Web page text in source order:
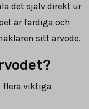
det själv direkt ur
är färdiga och
sitt arvode.
flera viktiga